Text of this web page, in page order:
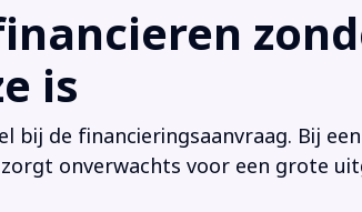
is
bij de financieringsaanvraag. Bij
onverwachts voor een grote